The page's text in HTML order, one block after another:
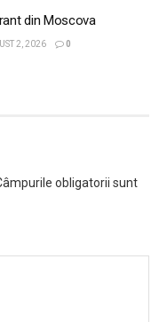
din Moscova
2, 2026 0
obligatorii sunt